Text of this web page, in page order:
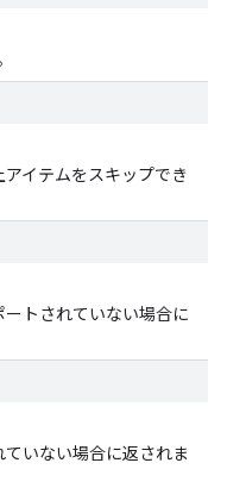
イテムをスキップでき
トされていない場合に
いない場合に返されま